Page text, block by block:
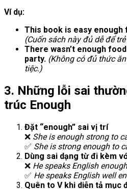
Ví dụ:
This book is easy
(Cuốn sách này đủ dễ để
There wasn’t enough
party. (Không có đủ thức
tiệc.)
3. Những lỗi sai
trúc Enough
Đặt “enough” sai vị trí
❌ She is enough strong to
✅ She is strong enough to
Dùng sai dạng từ đi kèm
❌ He speaks English
✅ He speaks English well
Quên to V khi diễn tả mục